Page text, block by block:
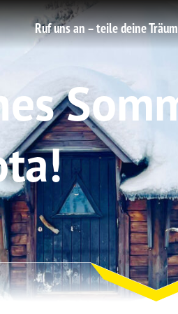
Ruf uns an – teile deine